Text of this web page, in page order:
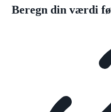
Beregn din værdi